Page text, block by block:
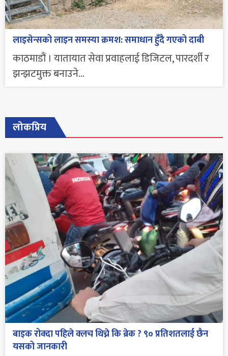
लाइसेन्सको लाइन समस्या क्रमश: समाधान हुँदै गएको दाबी
काठमाडौं । यातायात सेवा प्रवाहलाई डिजिटल, पारदर्शी र
झन्झटमुक्त बनाउने...
लोकप्रिय
बाइक रोक्दा पहिले क्लच थिच्ने कि ब्रेक ? ९० प्रतिशतलाई छैन
यसको जानकारी